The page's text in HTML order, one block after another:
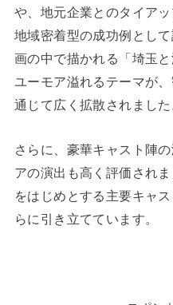
や、地元企業とのタイア
地域密着型の成功例とし
画の中で描かれる「埼玉
ユーモア溢れるテーマが
通じて広く拡散されました
さらに、豪華キャスト陣
アの演出も高く評価され
をはじめとする主要キャ
らに引き立てています。